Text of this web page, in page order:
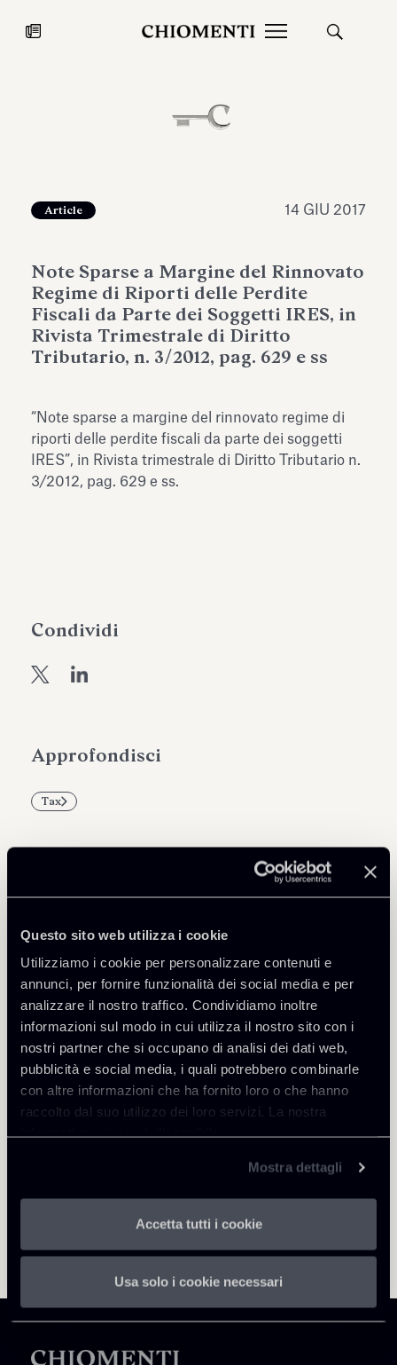
Questo sito web utilizza i cookie
Utilizziamo i cookie per personalizzare contenuti e
annunci, per fornire funzionalità dei social media e per
analizzare il nostro traffico. Condividiamo inoltre
informazioni sul modo in cui utilizza il nostro sito con i
nostri partner che si occupano di analisi dei dati web,
pubblicità e social media, i quali potrebbero combinarle
con altre informazioni che ha fornito loro o che hanno
raccolto dal suo utilizzo dei loro servizi. La nostra
informativa privacy è disponibilequi.
Mostra dettagli
Accetta tutti i cookie
Usa solo i cookie necessari
27 LUG 2026
Fondazione Torlonia inaugura la
dell’Antiquarium di Villa Albani
Torlonia
Leggi tutto
Chiomenti
Approfondisci
Tax
Article 14 GIU 2017
Note Sparse a Margine del Rinnovato
Regime di Riporti delle Perdite
Fiscali da Parte dei Soggetti IRES, in
Rivista Trimestrale di Diritto
Tributario, n. 3/2012, pag. 629 e ss
“Note sparse a margine del rinnovato regime di
riporti delle perdite fiscali da parte dei soggetti
IRES”, in Rivista trimestrale di Diritto Tributario n.
3/2012, pag. 629 e ss.
Condividi
Torna agli Insights
Marco Di Siena
SEDI
Roma
Scopri il professionista